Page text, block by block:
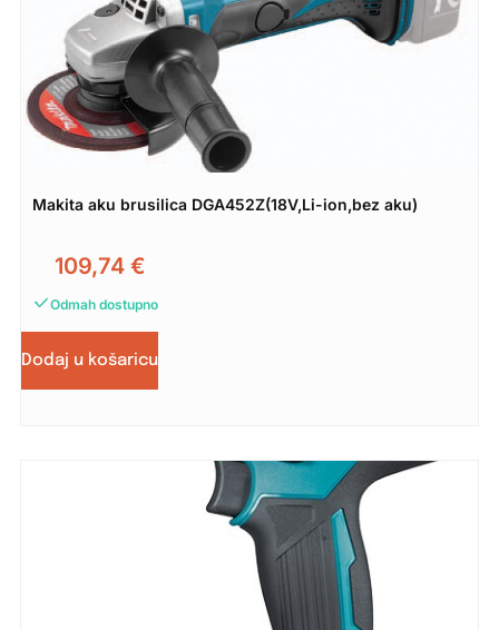
Makita aku brusilica DGA452Z(18V,Li-ion,bez aku)
109,74 €
Odmah dostupno
Dodaj u košaricu